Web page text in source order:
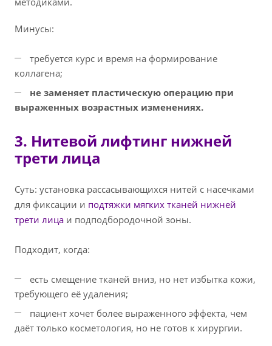
Минусы:
требуется курс и время на формирование
коллагена;
не заменяет пластическую операцию при
выраженных возрастных изменениях.
3. Нитевой лифтинг нижней
трети лица
Суть: установка рассасывающихся нитей с насечками
для фиксации и подтяжки мягких тканей нижней
трети лица и подподбородочной зоны.
Подходит, когда:
есть смещение тканей вниз, но нет избытка кожи,
требующего её удаления;
пациент хочет более выраженного эффекта, чем
даёт только косметология, но не готов к хирургии.